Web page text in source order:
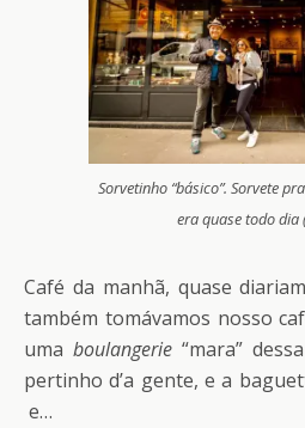
Sorvetinho “básico”. Sorvete
era quase todo dia
Café da manhã, quase
também tomávamos nosso
umaboulangerie“mara”
pertinho d’a gente, e a
e…